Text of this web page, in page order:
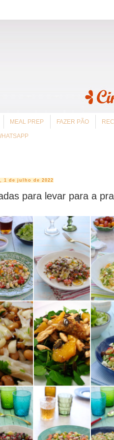
MEAL PREP FAZER PÃO
1 de julho de 2022
para levar para a
COMPRAR LIVRO